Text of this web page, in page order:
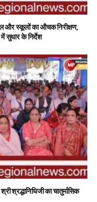
और स्कूलों का औचक निरीक्षण,
में सुधार के निर्देश
श्रद्धानिधिजी का चातुर्मासिक